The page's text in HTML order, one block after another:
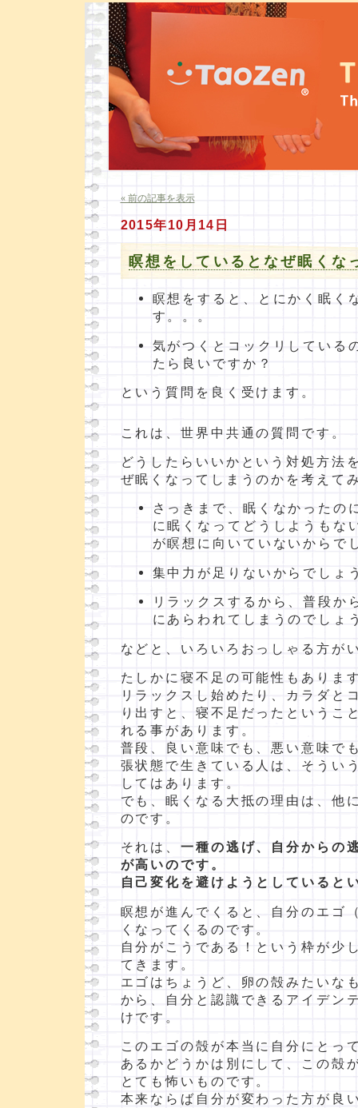
« 前の記事を表示
2015年10月14日
瞑想をしているとなぜ眠くな
瞑想をすると、とにかく眠く
す。。。
気がつくとコックリしている
たら良いですか？
という質問を良く受けます。
これは、世界中共通の質問です。
どうしたらいいかという対処方法
ぜ眠くなってしまうのかを考えて
さっきまで、眠くなかったの
に眠くなってどうしようもな
が瞑想に向いていないからで
集中力が足りないからでしょ
リラックスするから、普段か
にあらわれてしまうのでしょ
などと、いろいろおっしゃる方が
たしかに寝不足の可能性もありま
リラックスし始めたり、カラダと
り出すと、寝不足だったというこ
れる事があります。
普段、良い意味でも、悪い意味で
張状態で生きている人は、そうい
してはあります。
でも、眠くなる大抵の理由は、他
のです。
それは、一種の逃げ、自分からの
が高いのです。
自己変化を避けようとしていると
瞑想が進んでくると、自分のエゴ
くなってくるのです。
自分がこうである！という枠が少
てきます。
エゴはちょうど、卵の殻みたいな
から、自分と認識できるアイデン
けです。
このエゴの殻が本当に自分にとっ
あるかどうかは別にして、この殻
とても怖いものです。
本来ならば自分が変わった方が良